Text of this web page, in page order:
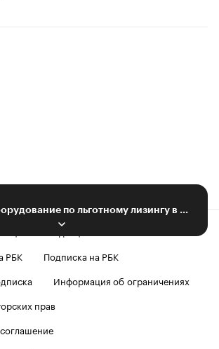
Как купить оборудование по льготному лизингу в Новосибирской области
Редакция
РБК
Подписка на РБК
Информация об ограничениях
прав